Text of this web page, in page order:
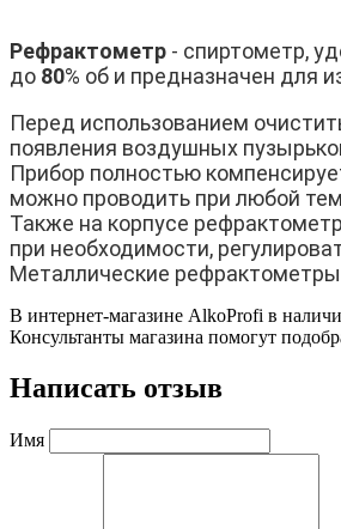
Рефрактометр - спиртометр,
до 80% об и предназначен для
Перед использованием
появления воздушных
Прибор полностью
можно проводить при любой
Также на корпусе
при необходимости,
Металлические
В интернет-магазине AlkoProfi в
Консультанты магазина помогут
Написать отзыв
Имя